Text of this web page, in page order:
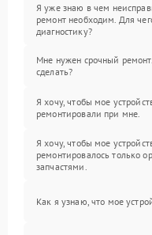
Я уже знаю в чем
ремонт необходим. Для
диагностику?
Мне нужен срочный
сделать?
Я хочу, чтобы мое
ремонтировали при мне.
Я хочу, чтобы мое
ремонтировалось только
запчастями.
Как я узнаю, что мое